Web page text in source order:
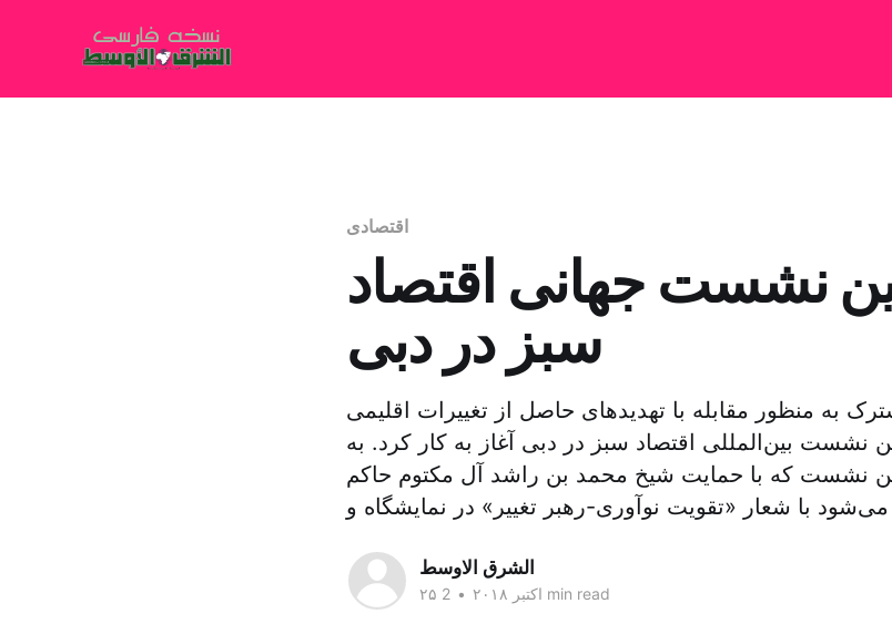
اقتصادی
نشست جهانی اقتصاد
سبز در دبی
به منظور مقابله با تهدیدهای حاصل از تغییرات اقلیمی
نشست بین‌المللی اقتصاد سبز در دبی آغاز به کار کرد. به
نشست که با حمایت شیخ محمد بن راشد آل مکتوم حاکم
الشرق الاوسط
۲۵ اکتبر ۲۰۱۸ • 2 min read